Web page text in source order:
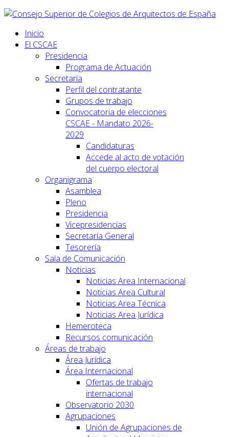
Inicio
El CSCAE
Presidencia
Programa de Actuación
Secretaría
Perfil del contratante
Grupos de trabajo
Convocatoria de elecciones
CSCAE - Mandato 2026-
2029
Candidaturas
Accede al acto de votación
del cuerpo electoral
Organigrama
Asamblea
Pleno
Presidencia
Vicepresidencias
Secretaría General
Tesorería
Sala de Comunicación
Noticias
Noticias Area Internacional
Noticias Area Cultural
Noticias Area Técnica
Noticias Area Jurídica
Hemeroteca
Recursos comunicación
Áreas de trabajo
Área Jurídica
Área Internacional
Ofertas de trabajo
internacional
Observatorio 2030
Agrupaciones
Unión de Agrupaciones de